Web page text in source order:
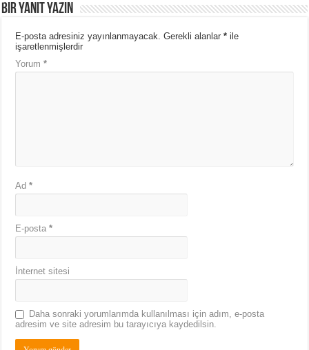
Bir yanıt yazın
E-posta adresiniz yayınlanmayacak. Gerekli alanlar* ile
işaretlenmişlerdir
Yorum*
Ad*
E-posta*
İnternet sitesi
Daha sonraki yorumlarımda kullanılması için adım, e-posta
adresim ve site adresim bu tarayıcıya kaydedilsin.